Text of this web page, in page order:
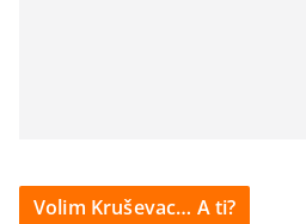
Volim Kruševac… A ti?